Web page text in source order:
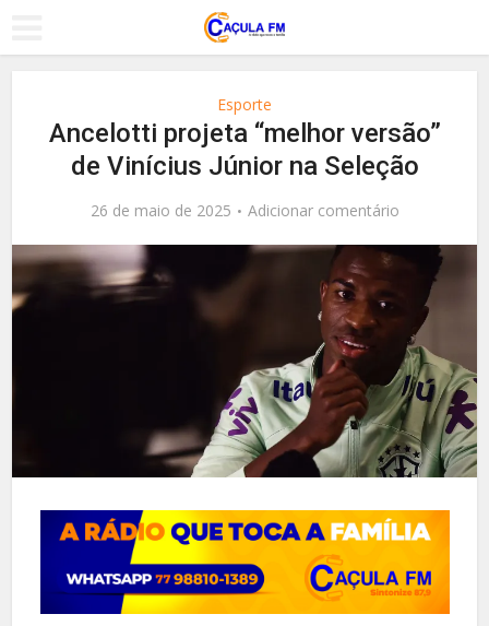
Esporte
Ancelotti projeta “melhor versão”
de Vinícius Júnior na Seleção
26 de maio de 2025 Adicionar comentário